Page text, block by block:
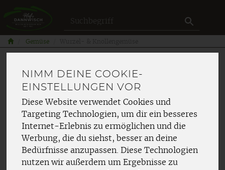
NIMM DEINE COOKIE-
EINSTELLUNGEN VOR
Diese Website verwendet Cookies und
Targeting Technologien, um dir ein besseres
Internet-Erlebnis zu ermöglichen und die
Werbung, die du siehst, besser an deine
Bedürfnisse anzupassen. Diese Technologien
nutzen wir außerdem um Ergebnisse zu
Gemüse